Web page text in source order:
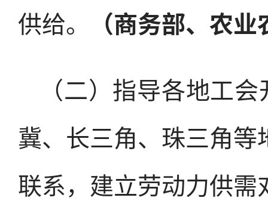
供给。
（商务部、农
（二）指导各地工
冀、长三角、珠三角
联系，建立劳动力供